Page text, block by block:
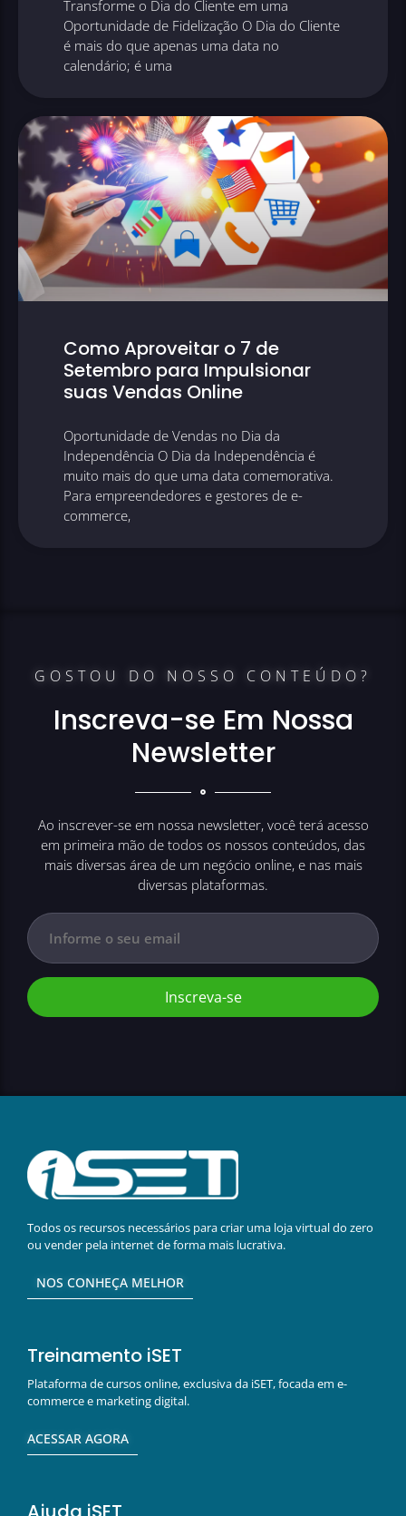
Transforme o Dia do Cliente em uma
Oportunidade de Fidelização O Dia do Cliente
é mais do que apenas uma data no
calendário; é uma
Como Aproveitar o 7 de
Setembro para Impulsionar
suas Vendas Online
Oportunidade de Vendas no Dia da
Independência O Dia da Independência é
muito mais do que uma data comemorativa.
Para empreendedores e gestores de e-
commerce,
GOSTOU DO NOSSO CONTEÚDO?
Inscreva-se Em Nossa
Newsletter
Ao inscrever-se em nossa newsletter, você terá acesso
em primeira mão de todos os nossos conteúdos, das
mais diversas área de um negócio online, e nas mais
diversas plataformas.
Inscreva-se
Todos os recursos necessários para criar uma loja virtual do zero
ou vender pela internet de forma mais lucrativa.
NOS CONHEÇA MELHOR
Treinamento iSET
Plataforma de cursos online, exclusiva da iSET, focada em e-
commerce e marketing digital.
ACESSAR AGORA